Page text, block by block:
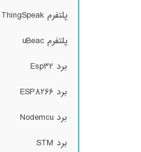
پلتفرم ThingSpeak
پلتفرم uBeac
برد Esp32
برد ESP8266
برد Nodemcu
برد STM